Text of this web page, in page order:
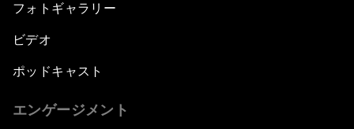
フォトギャラリー
ビデオ
ポッドキャスト
エンゲージメント